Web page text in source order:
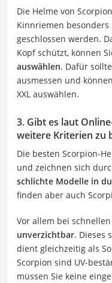
Die Helme von
Kinnriemen
geschlossen werden.
Kopf schützt, können
auswählen. Dafür
ausmessen und
XXL auswählen.
3. Gibt es laut
weitere Kriterien zu
Die besten Scorpion-
und zeichnen sich
schlichte Modelle in
finden aber auch
Vor allem bei
unverzichtbar. Dieses
dient gleichzeitig als
Scorpion sind UV-
müssen Sie keine